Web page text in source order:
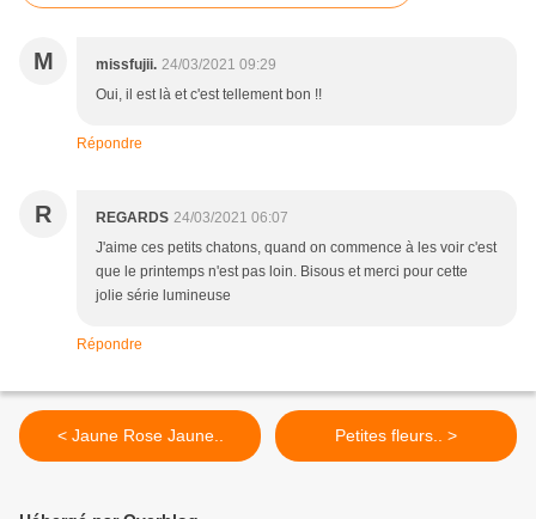
M missfujii. 24/03/2021 09:29
Oui, il est là et c'est tellement bon !!
Répondre
R REGARDS 24/03/2021 06:07
J'aime ces petits chatons, quand on commence à les voir c'est
que le printemps n'est pas loin. Bisous et merci pour cette
jolie série lumineuse
Répondre
< Jaune Rose Jaune.. Petites fleurs.. >